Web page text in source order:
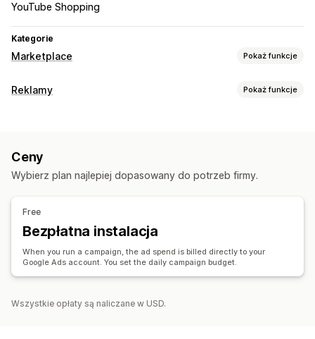
YouTube Shopping
Kategorie
Marketplace Pokaż funkcje
Zarządzanie ofertami
Zarządzanie zamówieniami
Synchronizacja zapasów
Reklamy Pokaż funkcje
Niestandardowe grupy odbiorców
Targetowanie oparte na AI Retargetowanie
Zdjęcia i filmy wygenerowane przez AI
Reklamy wideo
Śledzenie wydajności Wydatki na reklamę
Ceny
Wybierz plan najlepiej dopasowany do potrzeb firmy.
Free
Bezpłatna instalacja
When you run a campaign, the ad spend is billed directly to your
Google Ads account. You set the daily campaign budget.
Wszystkie opłaty są naliczane w USD.